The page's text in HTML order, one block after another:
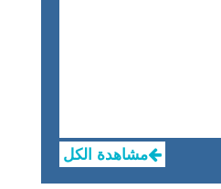
مشاهدة الكل